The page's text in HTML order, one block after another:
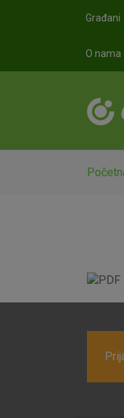
Građani
O nama